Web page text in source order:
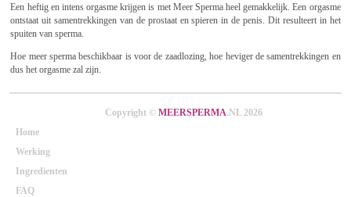
Een heftig en intens orgasme krijgen is met Meer Sperma heel gemakkelijk. Een orgasme
ontstaat uit samentrekkingen van de prostaat en spieren in de penis. Dit resulteert in het
spuiten van sperma.
Hoe meer sperma beschikbaar is voor de zaadlozing, hoe heviger de samentrekkingen en
dus het orgasme zal zijn.
Copyright © MEERSPERMA.NL 2026
Home
Werking
Ingredienten
FAQ